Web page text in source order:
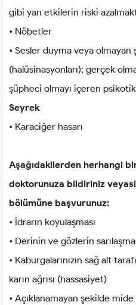
gibi yan etkilerin riski
• Nöbetler
• Sesler duyma veya
(halüsinasyonları); gerçek
şüpheci olmayı içeren
Seyrek
• Karaciğer hasarı
Aşağıdakilerden herhangi
doktorunuza bildiriniz
bölümüne başvurunuz:
• İdrarın koyulaşması
• Derinin ve gözlerin
• Kaburgalarınızın sağ alt
karın ağrısı (hassasiyet)
• Açıklanamayan şekilde mide